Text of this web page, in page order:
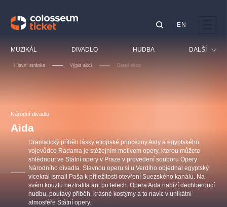
MUZIKÁL DIVADLO HUDBA DALŠÍ
Sport
Ostatní
EN
Hlavní stránka Výpis akcí Detail akce
Národní divadlo
Aida
Dramatický příběh lásky etiopské princezny Aidy a egyptského
vojevůdce Radama je stěžejním motivem opery, kterou můžete
shlédnout ve Státní opery v Praze v provedení souboru Opery
Národního divadla. Slavnou operu si u Verdiho objednal egyptský
vicekrál Ismail Paša k příležitosti otevření Suezského kanálu. Na
svém kouzlu neztratila ani po letech. Opera Aida nabízí dechberoucí
hudbu, poutavý příběh, krásné kostýmy a to navíc v unikátní
atmosféře Státní opery.
OBYČEJNÁ HOLKA
Agentura 44, s.r.o.
Ostatní hledají
muzikálypraha